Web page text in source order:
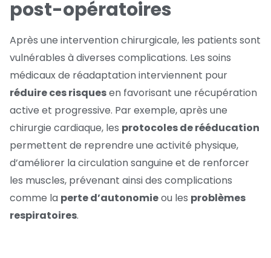
post-opératoires
Après une intervention chirurgicale, les patients sont
vulnérables à diverses complications. Les soins
médicaux de réadaptation interviennent pour
réduire ces risquesen favorisant une récupération
active et progressive. Par exemple, après une
chirurgie cardiaque, les protocoles de rééducation
permettent de reprendre une activité physique,
d’améliorer la circulation sanguine et de renforcer
les muscles, prévenant ainsi des complications
comme la perte d’autonomieou les problèmes
respiratoires.